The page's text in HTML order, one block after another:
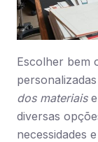
Escolher bem
dos materiaise
diversas
necessidades